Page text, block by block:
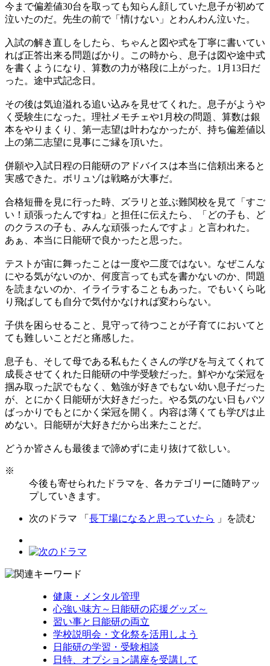
今まで偏差値30台を取っても知らん顔していた息子が初めて
泣いたのだ。先生の前で「情けない」とわんわん泣いた。
入試の解き直しをしたら、ちゃんと図や式を丁寧に書いてい
れば正答出来る問題ばかり。この時から、息子は図や途中式
を書くようになり、算数の力が格段に上がった。1月13日だ
った。途中式記念日。
その後は気迫溢れる追い込みを見せてくれた。息子がようや
く受験生になった。理社メモチェや1月校の問題、算数は銀
本をやりまくり、第一志望は叶わなかったが、持ち偏差値以
上の第二志望に見事にご縁を頂いた。
併願や入試日程の日能研のアドバイスは本当に信頼出来ると
実感できた。ボリュゾは戦略が大事だ。
合格短冊を見に行った時、ズラリと並ぶ難関校を見て「すご
い！頑張ったんですね」と担任に伝えたら、「どの子も、ど
のクラスの子も、みんな頑張ったんですよ」と言われた。
あぁ、本当に日能研で良かったと思った。
テストが宙に舞ったことは一度や二度ではない。なぜこんな
にやる気がないのか、何度言っても式を書かないのか、問題
を読まないのか、イライラすることもあった。でもいくら叱
り飛ばしても自分で気付かなければ変わらない。
子供を困らせること、見守って待つことが子育てにおいてと
ても難しいことだと痛感した。
息子も、そして母である私もたくさんの学びを与えてくれて
成長させてくれた日能研の中学受験だった。鮮やかな栄冠を
掴み取った訳でもなく、勉強が好きでもない幼い息子だった
が、とにかく日能研が大好きだった。やる気のない日もバツ
ばっかりでもとにかく栄冠を開く。内容は薄くても学びは止
めない。日能研が大好きだから出来たことだ。
どうか皆さんも最後まで諦めずに走り抜けて欲しい。
※
今後も寄せられたドラマを、各カテゴリーに随時アッ
プしていきます。
次のドラマ 「 長丁場になると思っていたら 」を読む
健康・メンタル管理
心強い味方～日能研の応援グッズ～
習い事と日能研の両立
学校説明会・文化祭を活用しよう
日能研の学習・受験相談
日特、オプション講座を受講して